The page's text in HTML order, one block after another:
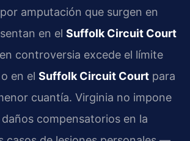
amputación que surgen en
en el Suffolk Circuit Court
controversia excede el límite
en el Suffolk Circuit Court para
cuantía. Virginia no impone
compensatorios en la